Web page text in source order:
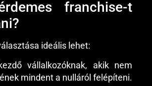
franchise-t
ideális lehet:
vállalkozóknak, akik nem
mindent a nulláról felépíteni.